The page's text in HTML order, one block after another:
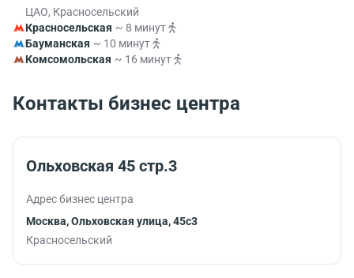
ЦАО, Красносельский
Красносельская ~ 8 минут
Бауманская ~ 10 минут
Комсомольская ~ 16 минут
Контакты бизнес центра
Ольховская 45 стр.3
Адрес бизнес центра
Москва, Ольховская улица, 45с3
Красносельский